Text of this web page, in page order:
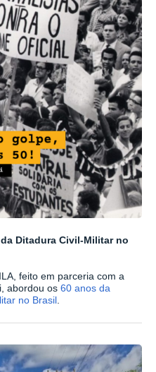
Ditadura Civil-Militar no
feito em parceria com a
abordou os 60 anos da
no Brasil.